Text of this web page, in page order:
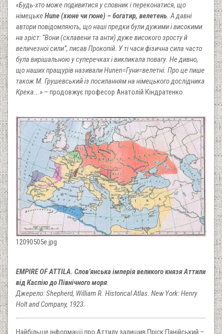
«Будь-хто може подивитися у словник і переконатися, що
німецькеHune (хюне чи гюне) – богатир, велетень. А давні
автори повідомляють, що наші предки були дужими і високими
на зріст: “Вони (склавени та анти) дуже високого зросту й
величезної сили”, писав Прокопій. У ті часи фізична сила часто
була вирішальною у суперечках і викликала повагу. Не дивно,
що наших пращурів називали Hunen=Гуни=велетні. Про це пише
також М. Грушевський із посиланням на німецького дослідника
Крека...» – продовжує професор Анатолій Кіндратенко.
12090505e.jpg
EMPIRE OF ATTILA. Слов’янська імперія великого князя Аттили
від Каспію до Північного моря.
Джерело: Shepherd, William R. Historical Atlas. New York: Henry
Holt and Company, 1923.
Найбільше інформації про Аттилу залишив Пріск Панійський –